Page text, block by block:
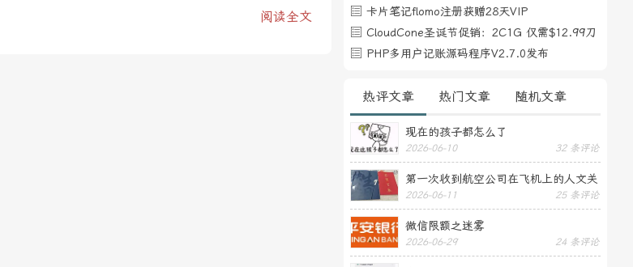
阅读全文
卡片笔记flomo注册获赠28天VIP
CloudCone圣诞节促销：2C1G 仅需$12.99刀
PHP多用户记账源码程序V2.7.0发布
热评文章 热门文章 随机文章
现在的孩子都怎么了
2026-06-10 32 条评论
第一次收到航空公司在飞机上的人文关
怀——送生日贺卡
2026-06-11 25 条评论
微信限额之迷雾
2026-06-29 24 条评论